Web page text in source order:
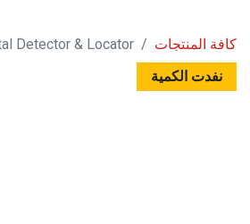
كافة المنتجات
Detector & Locator
نفدت الكمية